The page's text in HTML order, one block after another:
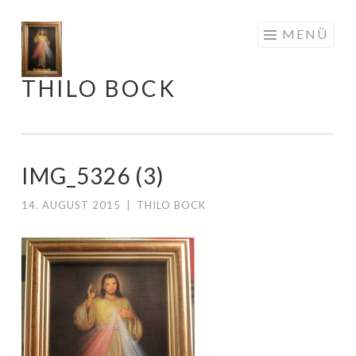
Springe
zum
Inhalt
THILO BOCK
MENÜ
IMG_5326 (3)
14. AUGUST 2015 THILO BOCK